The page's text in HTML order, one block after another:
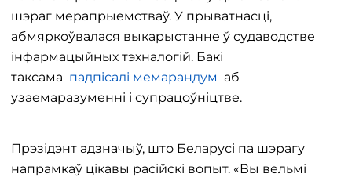
шэраг мерапрыемстваў. У прыватнасці,
абмяркоўвалася выкарыстанне ў судаводстве
інфармацыйных тэхналогій. Бакі
таксама падпісалі мемарандум аб
узаемаразуменні і супрацоўніцтве.
Прэзідэнт адзначыў, што Беларусі па шэрагу
напрамкаў цікавы расійскі вопыт. «Вы вельмі